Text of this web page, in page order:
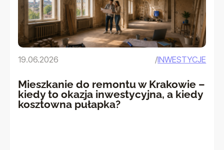
19.06.2026 /INWESTYCJE
Mieszkanie do remontu w Krakowie –
kiedy to okazja inwestycyjna, a kiedy
kosztowna pułapka?